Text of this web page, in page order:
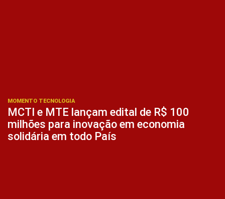
MOMENTO TECNOLOGIA
MCTI e MTE lançam edital de R$ 100
milhões para inovação em economia
solidária em todo País